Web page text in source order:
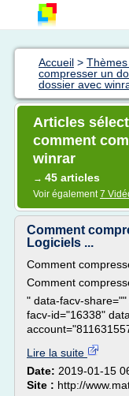
Accueil >
compresser un
dossier avec
Articles
comment
winrar
→ 45 articles
Voir également7
Comment
Logiciels ...
Comment
Comment
" data-facv-
facv-id="16338"
Lire la suite
Date: 2019-01-15
Site : http://